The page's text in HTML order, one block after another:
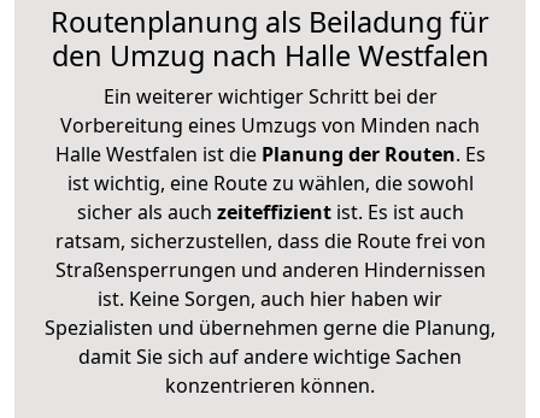
Routenplanung als Beiladung für
den Umzug nach Halle Westfalen
Ein weiterer wichtiger Schritt bei der
Vorbereitung eines Umzugs von Minden nach
Halle Westfalen ist diePlanung der Routen. Es
ist wichtig, eine Route zu wählen, die sowohl
sicher als auch zeiteffizientist. Es ist auch
ratsam, sicherzustellen, dass die Route frei von
Straßensperrungen und anderen Hindernissen
ist. Keine Sorgen, auch hier haben wir
Spezialisten und übernehmen gerne die Planung,
damit Sie sich auf andere wichtige Sachen
konzentrieren können.